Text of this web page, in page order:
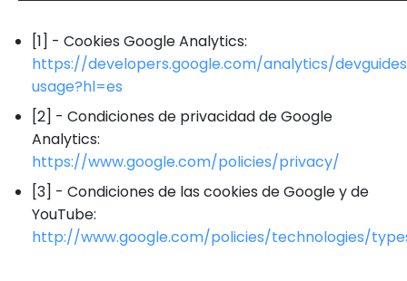
[1] - Cookies Google Analytics:
https://developers.google.com/analytics/
usage?hl=es
[2] - Condiciones de privacidad de Google
Analytics:
https://www.google.com/policies/privacy/
[3] - Condiciones de las cookies de Google y de
YouTube:
http://www.google.com/policies/technologies/